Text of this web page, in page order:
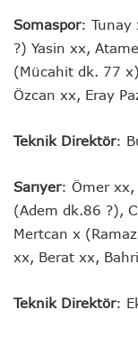
Somaspor: Tunay
?) Yasin xx,
(Mücahit dk. 77
Özcan xx, Eray
Teknik Direktör:
Sarıyer: Ömer xx,
(Adem dk.86 ?),
Mertcan x
xx, Berat xx,
Teknik Direktör: